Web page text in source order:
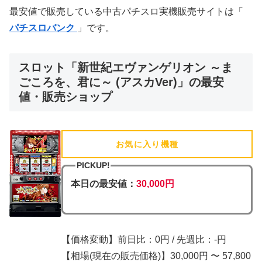
最安値で販売している中古パチスロ実機販売サイトは「
パチスロバンク
」です。
スロット「新世紀エヴァンゲリオン ～ま
ごころを、君に～ (アスカVer)」の最安
値・販売ショップ
お気に入り機種
PICKUP!
本日の最安値：30,000円
【価格変動】前日比：0円 / 先週比：-円
【相場(現在の販売価格)】30,000円 〜 57,800